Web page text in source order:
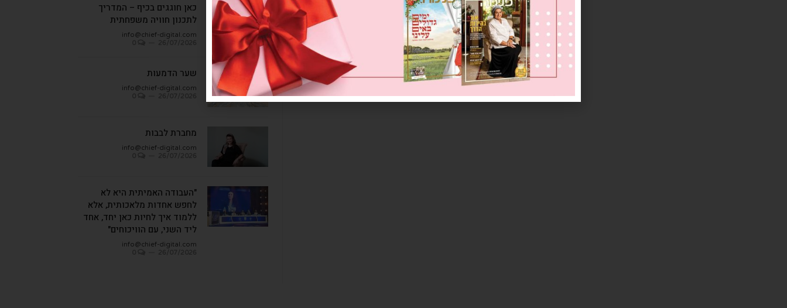
כאן חוגגים בכיף – המדריך
לתכנון חוויה משפחתית
info@chief-digital.com
שער הדמעות
info@chief-digital.com
מחברת לבבות
info@chief-digital.com
"העבודה האמיתית היא לא
לחפש אחדות מלאכותית, אלא
ללמוד איך לחיות כאן יחד, אחד
ליד השני, עם הוויכוחים"
info@chief-digital.com